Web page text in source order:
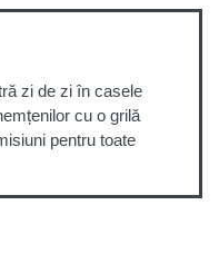
zi de zi în casele
cu o grilă
pentru toate